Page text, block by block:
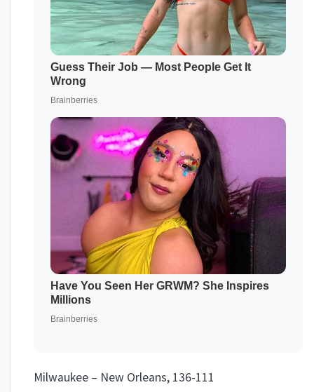
Milwaukee – New Orleans, 136-111